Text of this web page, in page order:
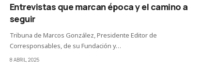
Entrevistas que marcan época y el camino a
seguir
Tribuna de Marcos González, Presidente Editor de
Corresponsables, de su Fundación y…
8 ABRIL, 2025